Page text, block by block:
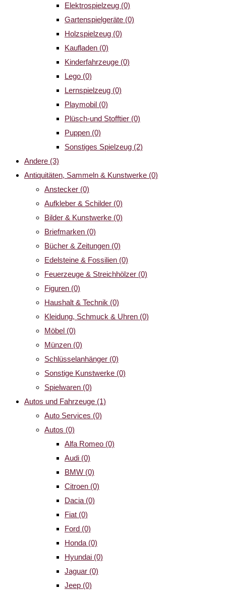
Elektrospielzeug (0)
Gartenspielgeräte (0)
Holzspielzeug (0)
Kaufladen (0)
Kinderfahrzeuge (0)
Lego (0)
Lernspielzeug (0)
Playmobil (0)
Plüsch-und Stofftier (0)
Puppen (0)
Sonstiges Spielzeug (2)
Andere (3)
Antiquitäten, Sammeln & Kunstwerke (0)
Anstecker (0)
Aufkleber & Schilder (0)
Bilder & Kunstwerke (0)
Briefmarken (0)
Bücher & Zeitungen (0)
Edelsteine & Fossilien (0)
Feuerzeuge & Streichhölzer (0)
Figuren (0)
Haushalt & Technik (0)
Kleidung, Schmuck & Uhren (0)
Möbel (0)
Münzen (0)
Schlüsselanhänger (0)
Sonstige Kunstwerke (0)
Spielwaren (0)
Autos und Fahrzeuge (1)
Auto Services (0)
Autos (0)
Alfa Romeo (0)
Audi (0)
BMW (0)
Citroen (0)
Dacia (0)
Fiat (0)
Ford (0)
Honda (0)
Hyundai (0)
Jaguar (0)
Jeep (0)